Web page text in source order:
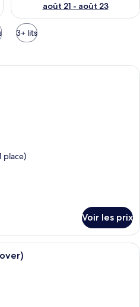
août 21 - août 23
3+ lits
Une salle de bain moderne avec un
place)
Voir les prix
Une salle de bain moderne avec un